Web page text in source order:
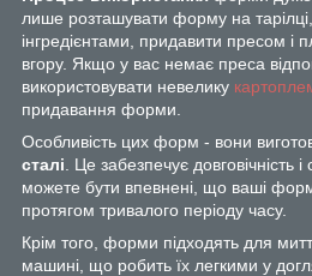
лише розташувати форму на
інгредієнтами, придавити пресом і
вгору. Якщо у вас немає преса
використовувати невелику
придавання форми.
Особливість цих форм - вони
сталі . Це забезпечує довговічність і
можете бути впевнені, що ваші
протягом тривалого періоду часу.
Крім того, форми підходять для
машині, що робить їх легкими у